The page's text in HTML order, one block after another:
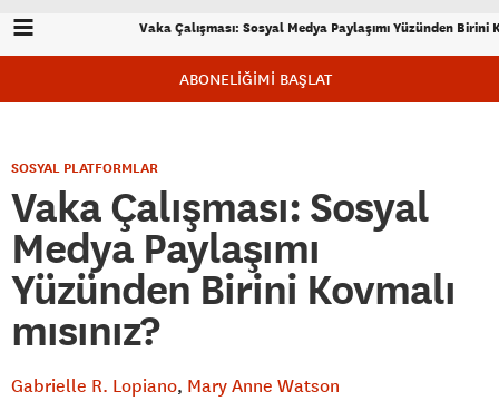
Vaka Çalışması: Sosyal Medya Paylaşımı Yüzünden Birini
ABONELİĞİMİ BAŞLAT
SOSYAL PLATFORMLAR
Vaka Çalışması: Sosyal
Medya Paylaşımı
Yüzünden Birini Kovmalı
mısınız?
Gabrielle R. Lopiano Mary Anne Watson